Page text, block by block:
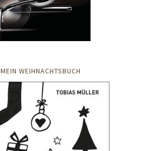
MEIN WEIHNACHTSBUCH